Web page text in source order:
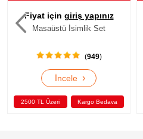
Fiyat için giriş yapınız
Masaüstü İsimlik Set
(893)
İncele ›
2500 TL Üzeri Kargo Bedava